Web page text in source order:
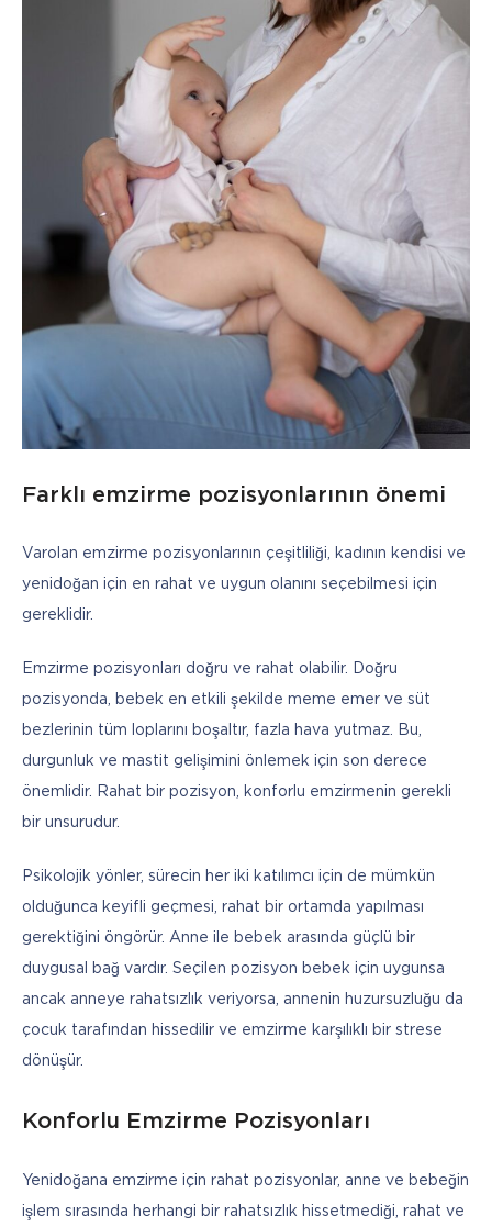
Farklı emzirme pozisyonlarının önemi
Varolan emzirme pozisyonlarının çeşitliliği, kadının kendisi ve
yenidoğan için en rahat ve uygun olanını seçebilmesi için
gereklidir.
Emzirme pozisyonları doğru ve rahat olabilir. Doğru
pozisyonda, bebek en etkili şekilde meme emer ve süt
bezlerinin tüm loplarını boşaltır, fazla hava yutmaz. Bu,
durgunluk ve mastit gelişimini önlemek için son derece
önemlidir. Rahat bir pozisyon, konforlu emzirmenin gerekli
bir unsurudur.
Psikolojik yönler, sürecin her iki katılımcı için de mümkün
olduğunca keyifli geçmesi, rahat bir ortamda yapılması
gerektiğini öngörür. Anne ile bebek arasında güçlü bir
duygusal bağ vardır. Seçilen pozisyon bebek için uygunsa
ancak anneye rahatsızlık veriyorsa, annenin huzursuzluğu da
çocuk tarafından hissedilir ve emzirme karşılıklı bir strese
dönüşür.
Konforlu Emzirme Pozisyonları
Yenidoğana emzirme için rahat pozisyonlar, anne ve bebeğin
işlem sırasında herhangi bir rahatsızlık hissetmediği, rahat ve